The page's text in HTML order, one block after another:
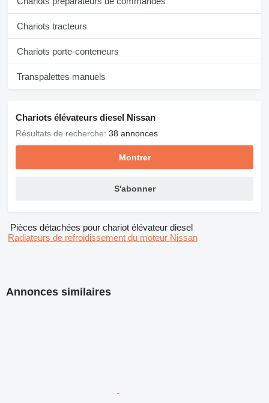
Chariots tracteurs
Chariots porte-conteneurs
Transpalettes manuels
Chariots élévateurs diesel Nissan
Résultats de recherche: 38 annonces
Montrer
S'abonner
Pièces détachées pour chariot élévateur diesel
Radiateurs de refroidissement du moteur Nissan
Annonces similaires